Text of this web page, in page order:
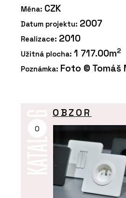
Měna: CZK
Datum projektu: 2007
Realizace: 2010
Užitná plocha: 1 717.00m2
Poznámka: Foto © Tomáš
O
OBZOR